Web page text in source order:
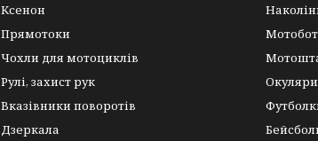
Ксенон
Прямотоки
Чохли для мотоциклів
Рулі, захист рук
Вказівники поворотів
Дзеркала